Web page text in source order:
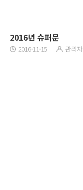
2016년 슈퍼문
2016-11-15 관리자